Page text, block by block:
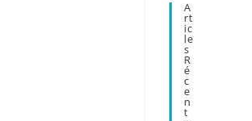
A
Rt
Ic
Le
S
R
É
C
E
N
T